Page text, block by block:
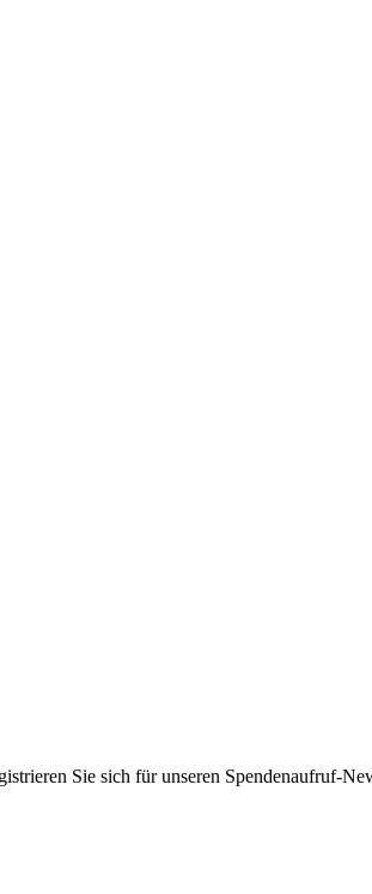
Sie sich für unseren Spendenaufruf-